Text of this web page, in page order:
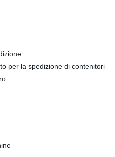
per la spedizione di contenitori